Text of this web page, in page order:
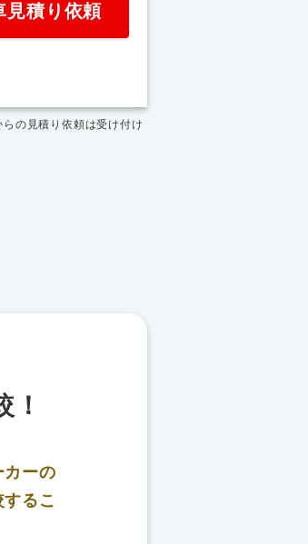
見積り依頼
らの見積り依頼は受け付け
カーの
るこ